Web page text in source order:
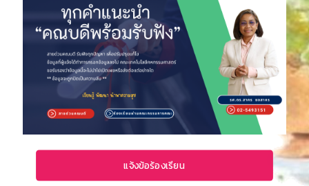
แจ้งข้อร้องเรียน